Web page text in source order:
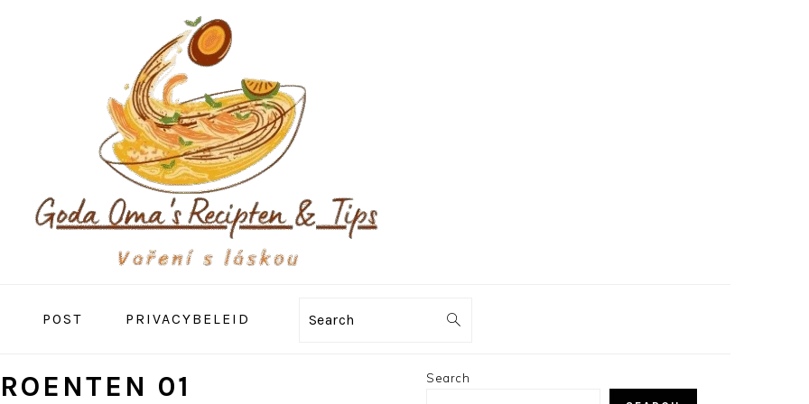
POST PRIVACYBELEID Search
01
PRIMARY
Search